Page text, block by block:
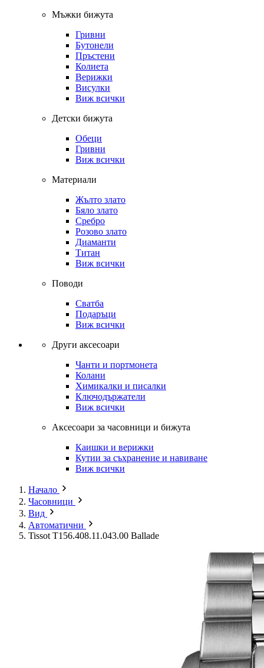
Мъжки бижута
Гривни
Бутонели
Пръстени
Колиета
Верижки
Висулки
Виж всички
Детски бижута
Обеци
Гривни
Виж всички
Материали
Жълто злато
Бяло злато
Сребро
Розово злато
Диаманти
Титан
Виж всички
Поводи
Сватба
Подаръци
Виж всички
Други аксесоари
Чанти и портмонета
Колани
Химикалки и писалки
Ключодържатели
Виж всички
Аксесоари за часовници и бижута
Каишки и верижки
Кутии за съхранение и навиване
Виж всички
Начало
Часовници
Вид
Автоматични
Tissot T156.408.11.043.00 Ballade